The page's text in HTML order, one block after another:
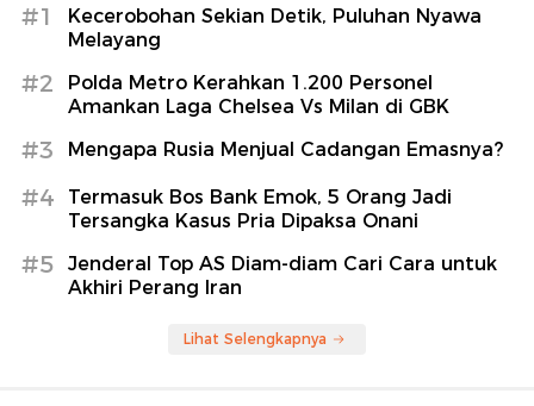
#1
Kecerobohan Sekian Detik, Puluhan Nyawa
Melayang
#2
Polda Metro Kerahkan 1.200 Personel
Amankan Laga Chelsea Vs Milan di GBK
#3 Mengapa Rusia Menjual Cadangan Emasnya?
#4
Termasuk Bos Bank Emok, 5 Orang Jadi
Tersangka Kasus Pria Dipaksa Onani
#5
Jenderal Top AS Diam-diam Cari Cara untuk
Akhiri Perang Iran
Lihat Selengkapnya